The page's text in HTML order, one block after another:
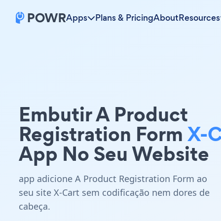
Apps Plans & PricingAboutResources
Embutir A Product
Registration FormX-
App No Seu Website
app adicione A Product Registration Form ao
seu site X-Cart sem codificação nem dores de
cabeça.